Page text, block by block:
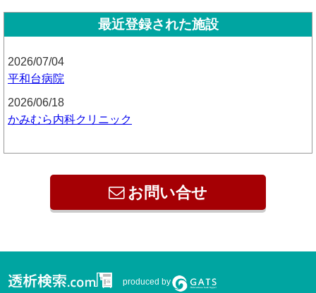
最近登録された施設
2026/07/04
平和台病院
2026/06/18
かみむら内科クリニック
お問い合せ
produced by